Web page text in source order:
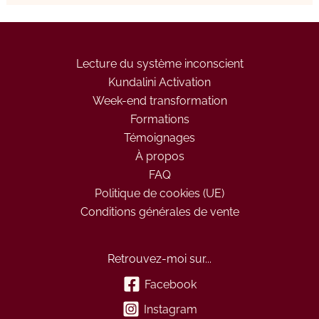
Lecture du système inconscient
Kundalini Activation
Week-end transformation
Formations
Témoignages
À propos
FAQ
Politique de cookies (UE)
Conditions générales de vente
Retrouvez-moi sur...
Facebook
Instagram